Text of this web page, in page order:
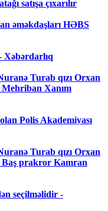
satışa çıxarılır
əməkdaşları HƏBS
Xəbərdarlıq
Turab qızı Orxan
Xanım
Polis Akademiyası
Turab qızı Orxan
Baş prakror Kamran
seçilməlidir -